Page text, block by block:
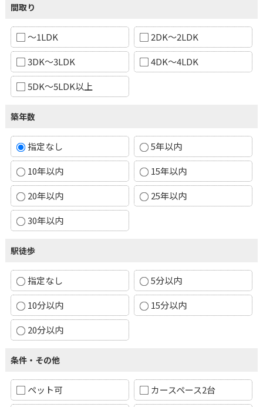
間取り
～1LDK
2DK～2LDK
3DK～3LDK
4DK～4LDK
5DK～5LDK以上
築年数
指定なし
5年以内
10年以内
15年以内
20年以内
25年以内
30年以内
駅徒歩
指定なし
5分以内
10分以内
15分以内
20分以内
条件・その他
ペット可
カースペース2台